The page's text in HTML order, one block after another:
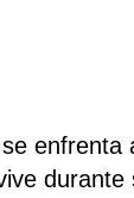
enfrenta
durante